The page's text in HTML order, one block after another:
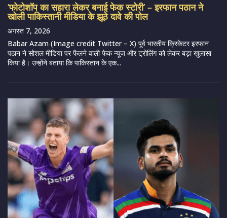
‘फोटोशॉप का सहारा लेकर बनाई फेक स्टोरी’ – इरफान पठान ने
खोली पाकिस्तानी मीडिया के झूठे दावे की पोल
अगस्त 7, 2026
Babar Azam (Image credit Twitter – X) पूर्व भारतीय क्रिकेटर इरफान
पठान ने सोशल मीडिया पर फैलने वाली फेक न्यूज और ट्रोलिंग को लेकर बड़ा खुलासा
किया है। उन्होंने बताया कि पाकिस्तान के एक...